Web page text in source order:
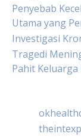
Penyebab
Utama yang
Investigasi
Tragedi
Pahit